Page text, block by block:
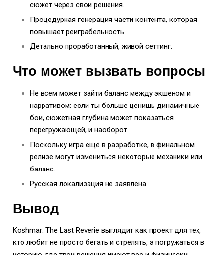
сюжет через свои решения.
Процедурная генерация части контента, которая
повышает реиграбельность.
Детально проработанный, живой сеттинг.
Что может вызвать вопросы
Не всем может зайти баланс между экшеном и
нарративом: если ты больше ценишь динамичные
бои, сюжетная глубина может показаться
перегружающей, и наоборот.
Поскольку игра ещё в разработке, в финальном
релизе могут измениться некоторые механики или
баланс.
Русская локализация не заявлена.
Вывод
Koshmar: The Last Reverie выглядит как проект для тех,
кто любит не просто бегать и стрелять, а погружаться в